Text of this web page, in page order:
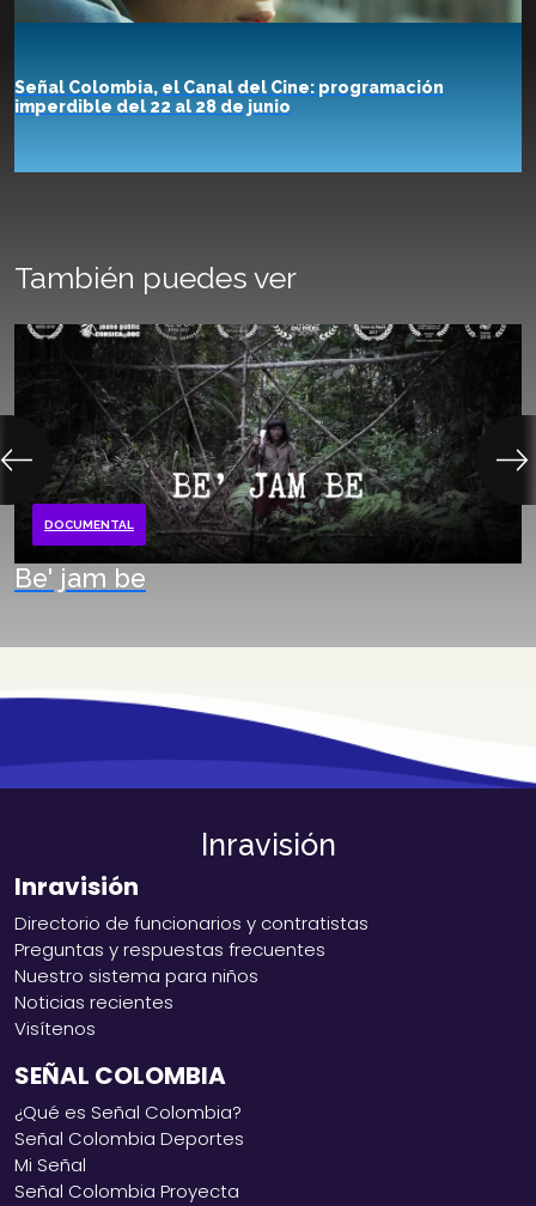
Señal Colombia, el Canal del Cine: programación
imperdible del 22 al 28 de junio
También puedes ver
Be' jam be
DOCUMENTAL
Inravisión
Inravisión
Directorio de funcionarios y contratistas
Preguntas y respuestas frecuentes
Nuestro sistema para niños
Noticias recientes
Visítenos
SEÑAL COLOMBIA
¿Qué es Señal Colombia?
Señal Colombia Deportes
Mi Señal
Señal Colombia Proyecta